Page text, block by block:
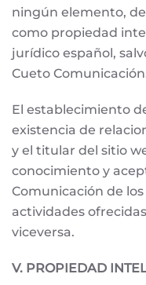
ningún elemento,
como propiedad
jurídico español,
Cueto
El establecimiento
existencia de
y el titular del sitio
conocimiento y
Comunicación de
actividades
viceversa.
V. PROPIEDAD